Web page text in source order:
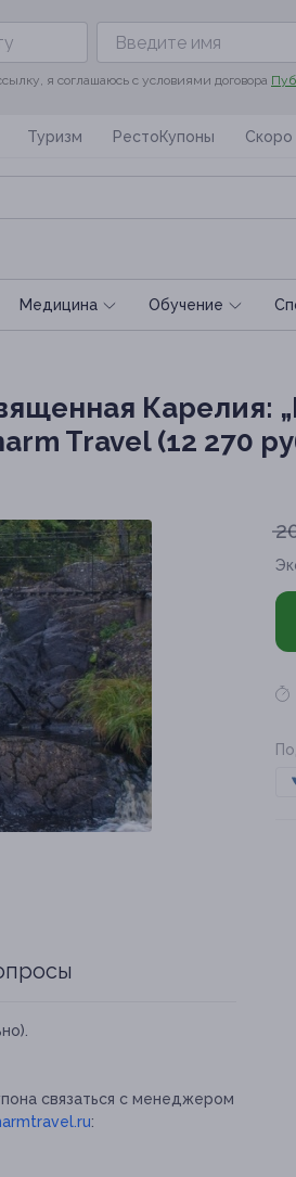
я соглашаюсь с условиями договора
Туризм РестоКупоны Скоро
Медицина Обучение
Карелия:
Travel (12 270
связаться с менеджером
: